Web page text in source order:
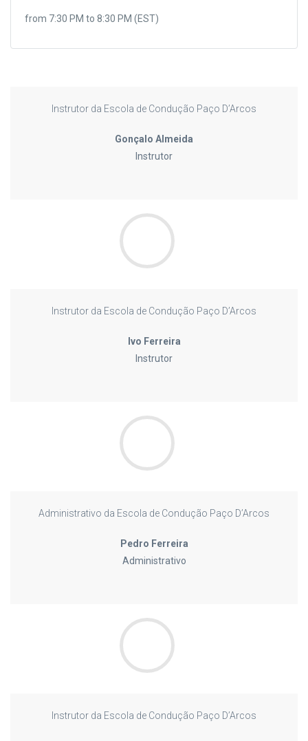
from 7:30 PM to 8:30 PM (EST)
Instrutor da Escola de Condução Paço D’Arcos
Gonçalo Almeida
Instrutor
Instrutor da Escola de Condução Paço D’Arcos
Ivo Ferreira
Instrutor
Administrativo da Escola de Condução Paço D’Arcos
Pedro Ferreira
Administrativo
Instrutor da Escola de Condução Paço D’Arcos